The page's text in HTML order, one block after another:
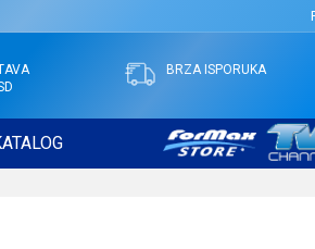
BRZA ISPORUKA